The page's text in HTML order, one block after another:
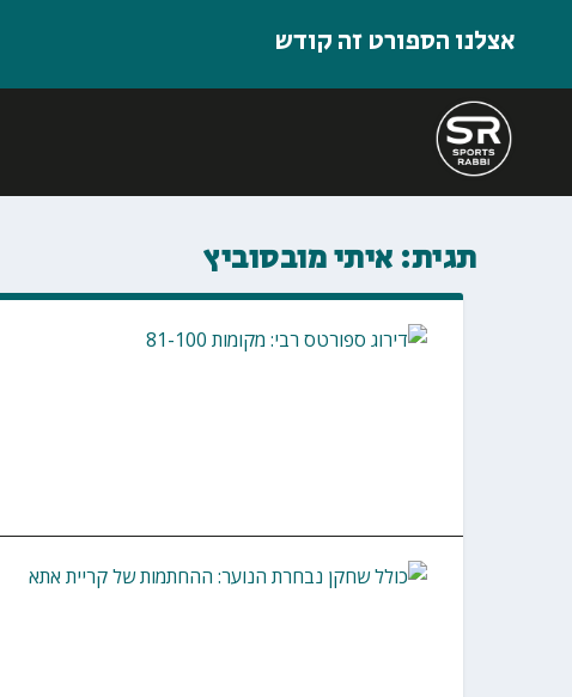
אצלנו הספורט זה קודש
תגית: איתי מובסוביץ